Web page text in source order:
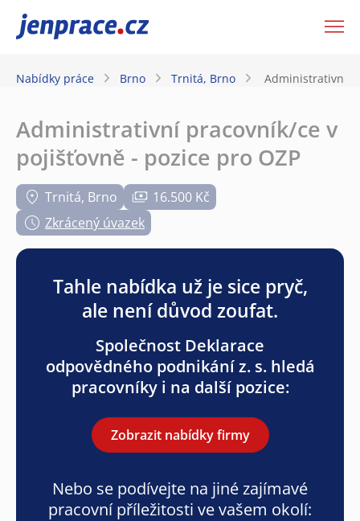
JenPráce.cz
Nabídky práce Brno Trnitá, Brno Administrativní
Administrativní pracovník/ce v
pojišťovně - pozice pro OZP
Trnitá, Brno
16.500 Kč
Zkrácený úvazek
Tahle nabídka už je sice pryč,
ale není důvod zoufat.
Společnost Deklarace
odpovědného podnikání z. s. hledá
pracovníky i na další pozice:
Zobrazit nabídky firmy
Nebo se podívejte na jiné zajímavé
pracovní příležitosti ve vašem okolí: